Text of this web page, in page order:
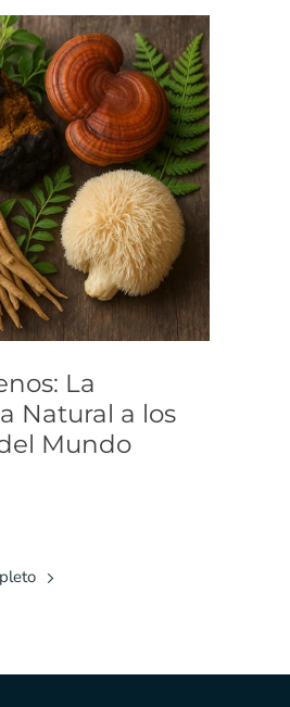
La
Natural a los
Mundo